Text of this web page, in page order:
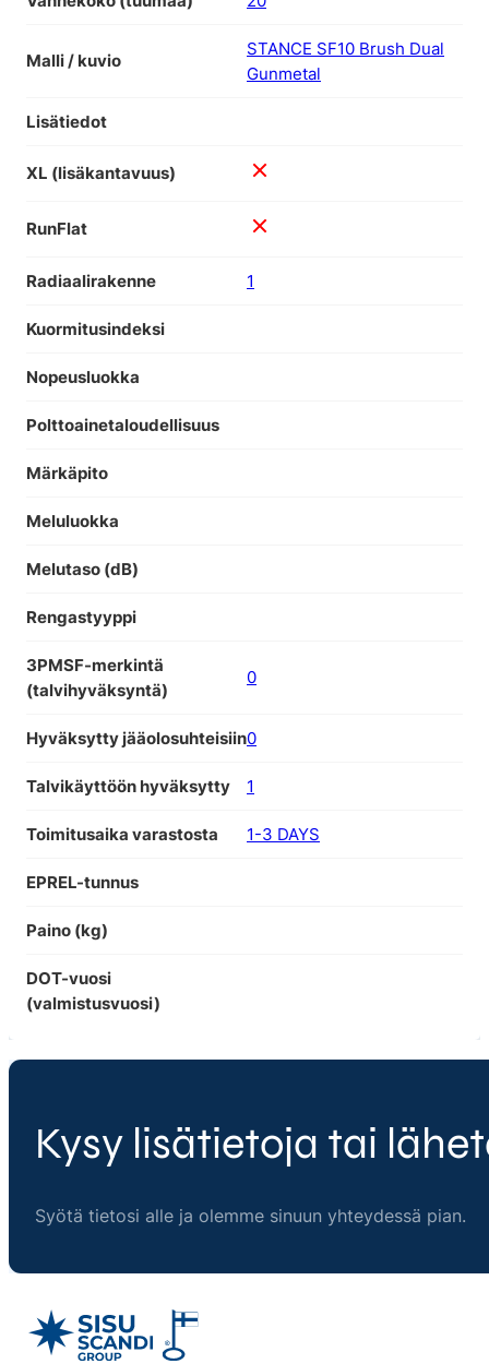
Malli / kuvio
STANCE SF10 Brush Dual
Gunmetal
Lisätiedot
XL (lisäkantavuus)
RunFlat
Radiaalirakenne 1
Kuormitusindeksi
Nopeusluokka
Polttoainetaloudellisuus
Märkäpito
Meluluokka
Melutaso (dB)
Rengastyyppi
3PMSF-merkintä
(talvihyväksyntä)
0
Hyväksytty jääolosuhteisiin0
Talvikäyttöön hyväksytty 1
Toimitusaika varastosta 1-3 DAYS
EPREL-tunnus
Paino (kg)
DOT-vuosi
(valmistusvuosi)
Kysy lisätietoja tai
Syötä tietosi alle ja olemme sinuun yhteydessä pian.